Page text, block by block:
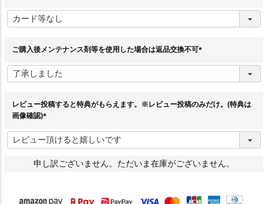
必
須
ご購入後メンテナンス剤等を使用した場合は返品交換不可
須
レビュー投稿すると特典がもらえます。※レビュー投稿のみだけ。(特典は
画像確認)
必
須
)
申し訳ございません。ただいま在庫がございません。